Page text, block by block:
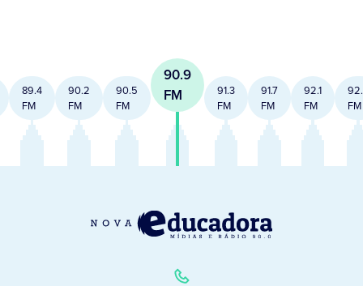
89.4
FM
90.2
FM
90.5
FM
90.9
FM
91.3
FM
91.7
FM
92.1
FM
FM